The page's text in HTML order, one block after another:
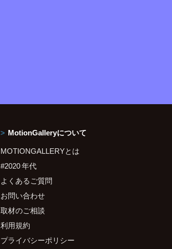
MotionGalleryについて
MOTIONGALLERYとは
#2020 年代
よくあるご質問
お問い合わせ
取材のご相談
利用規約
プライバシーポリシー